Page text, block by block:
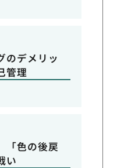
のデメリッ
管理
「色の後戻
い